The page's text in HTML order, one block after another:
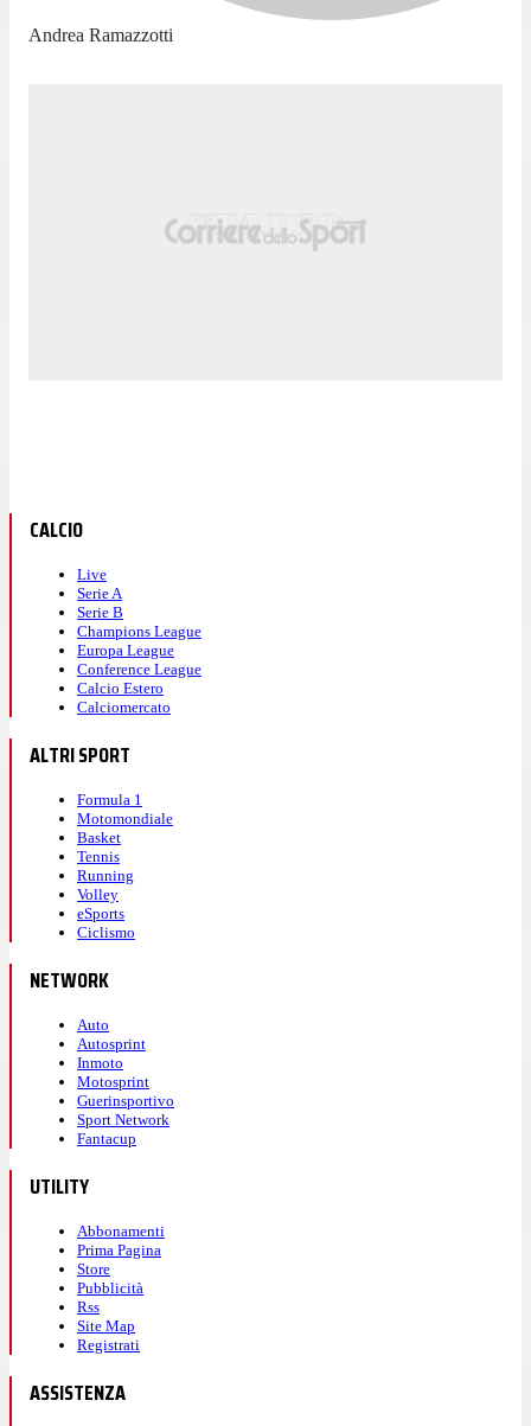
Andrea Ramazzotti
CALCIO
Live
Serie A
Serie B
Champions League
Europa League
Conference League
Calcio Estero
Calciomercato
ALTRI SPORT
Formula 1
Motomondiale
Basket
Tennis
Running
Volley
eSports
Ciclismo
NETWORK
Auto
Autosprint
Inmoto
Motosprint
Guerinsportivo
Sport Network
Fantacup
UTILITY
Abbonamenti
Prima Pagina
Store
Pubblicità
Rss
Site Map
Registrati
ASSISTENZA